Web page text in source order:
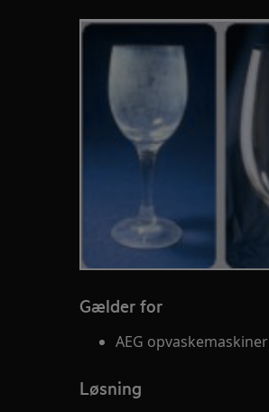
Gælder for
AEG opvaskemaskiner
Løsning